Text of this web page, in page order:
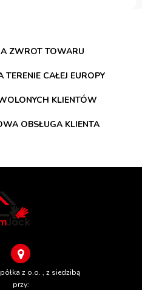
ZWROT TOWARU
CAŁEJ EUROPY
KLIENTÓW
OBSŁUGA KLIENTA
z o.o. , z siedzibą
przy: